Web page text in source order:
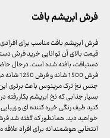
فرش ابریشم بافت
فرش ابریشم بافت مناسب برای
قیمت بالای آن توانایی خرید فرش
فرش 1500
جنس نخ ترک مرینوس باعث برتری
بسیار جذابی که نخ ابریشم بکار
کنید طیف رنگی خیره کننده ای و
خواهید دید. همانطور که گفته شد
انتخابی هوشمندانه برای افراد